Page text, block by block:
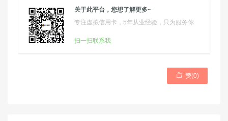
关于此平台，您想了解更多~
专注虚拟信用卡，5年从业经验，只为服务你
扫一扫联系我
 赞(0)